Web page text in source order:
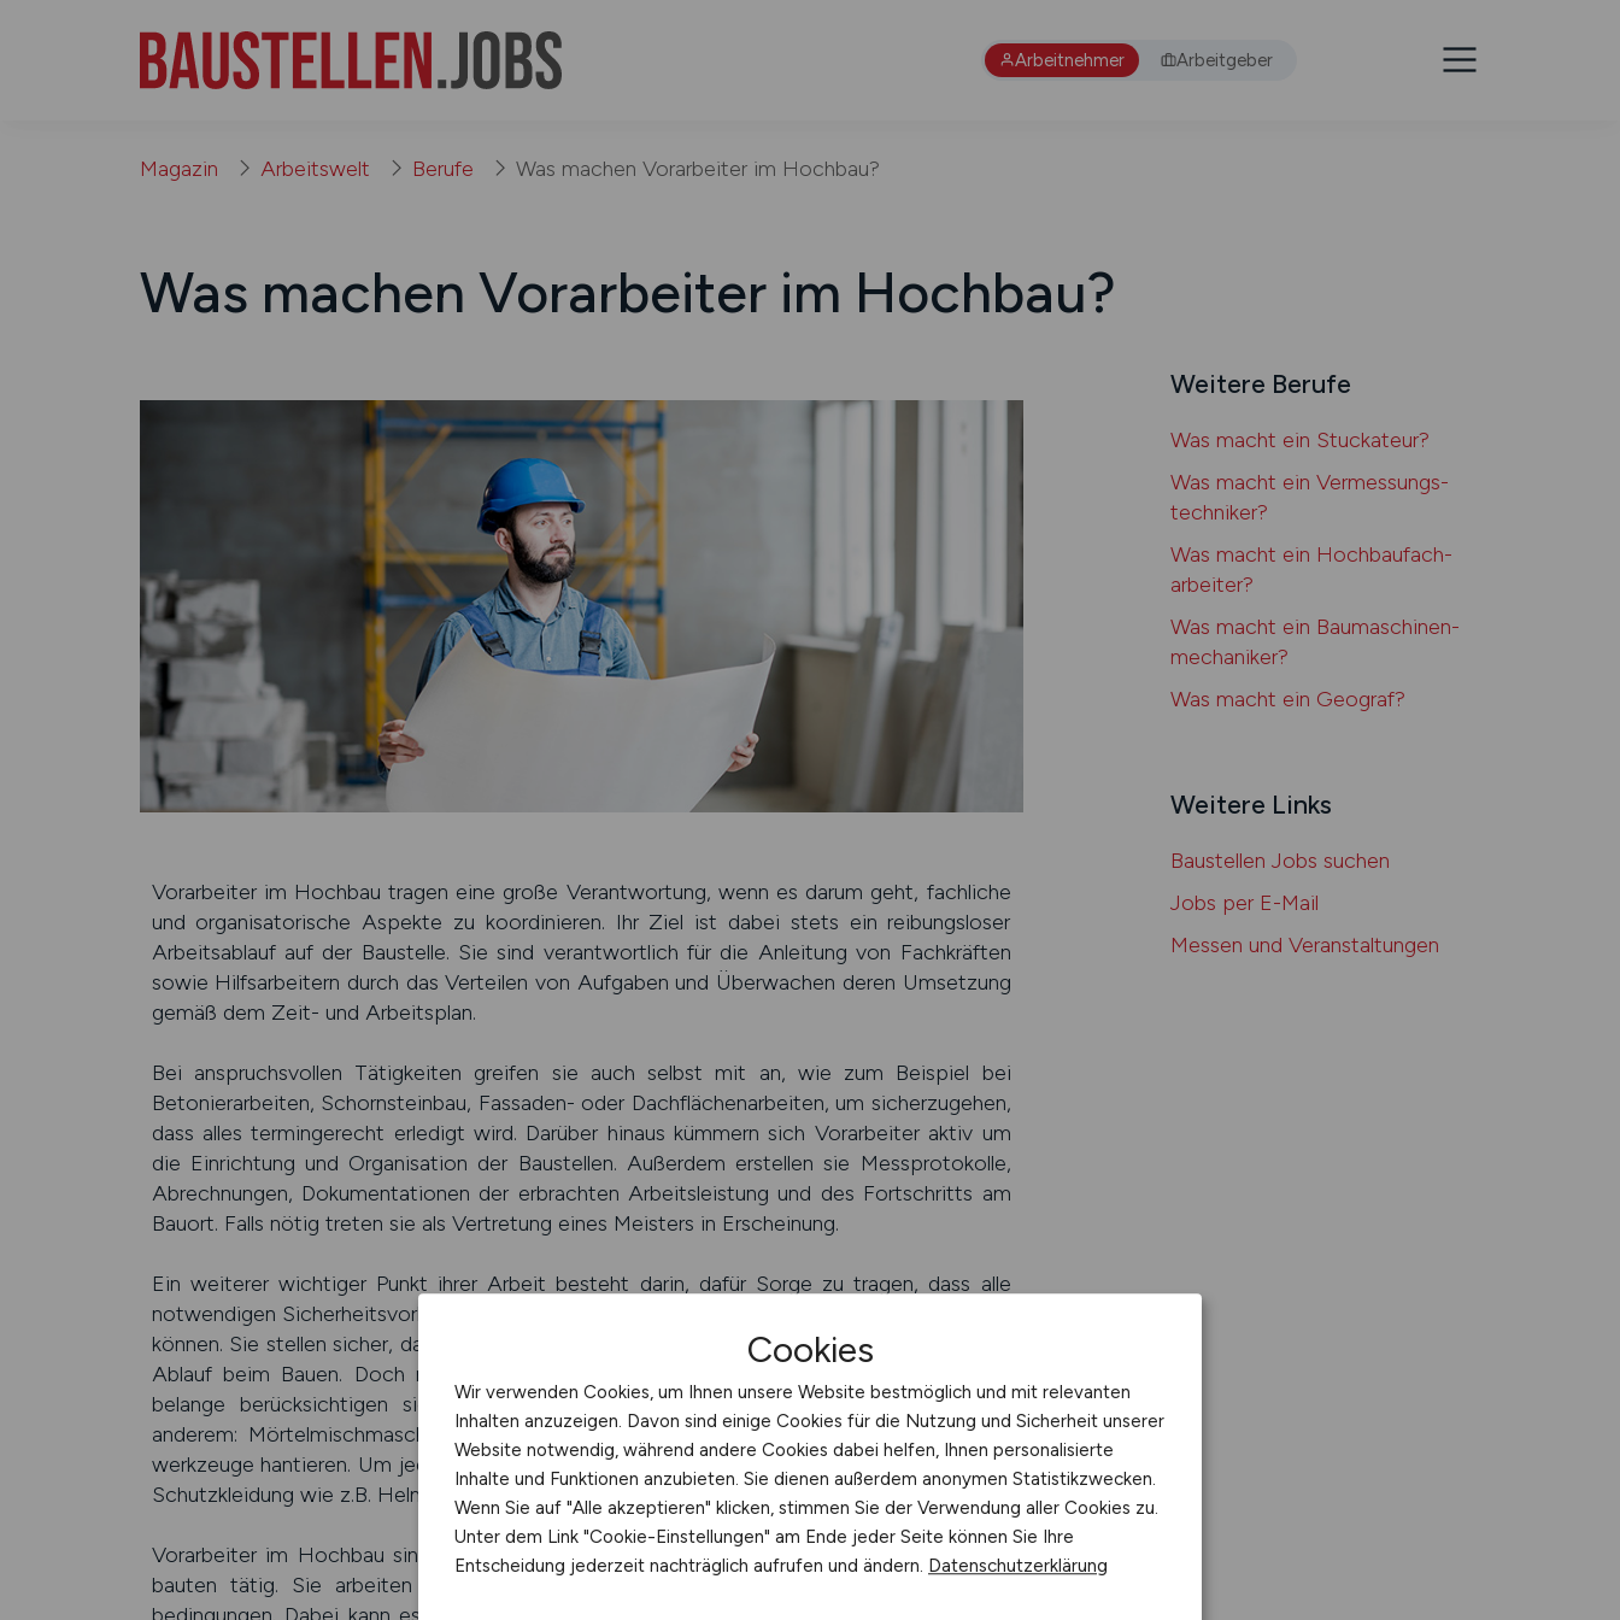
Arbeitnehmer Arbeitgeber
Magazin Arbeitswelt Berufe Was machen Vorarbeiter im Hochbau?
Was machen Vorarbeiter im Hochbau?
Vorarbeiter im Hochbau tragen eine große Verant­wortung, wenn es darum geht, fach­liche
und organisa­torische Aspekte zu koordi­nieren. Ihr Ziel ist dabei stets ein reibungs­loser
Arbeits­ablauf auf der Bau­stelle. Sie sind verant­wortlich für die Anleitung von Fach­kräften
sowie Hilfs­arbeitern durch das Verteilen von Auf­gaben und Über­wachen deren Umsetzung
gemäß dem Zeit- und Arbeits­plan.
Bei anspruchsvollen Tätig­keiten greifen sie auch selbst mit an, wie zum Beispiel bei
Betonier­arbeiten, Schorn­stein­bau, Fassaden- oder Dach­flächen­arbeiten, um sicher­zugehen,
dass alles termin­gerecht erledigt wird. Darüber hinaus kümmern sich Vor­arbeiter aktiv um
die Einrich­tung und Organisa­tion der Bau­stellen. Außer­dem erstellen sie Messproto­kolle,
Abrech­nungen, Dokumenta­tionen der erbrach­ten Arbeits­leistung und des Fort­schritts am
Bauort. Falls nötig treten sie als Vertre­tung eines Meisters in Erscheinung.
Ein weiterer wichtiger Punkt ihrer Arbeit besteht darin, dafür Sorge zu tragen, dass alle
notwen­digen Sicher­heits­vorkeh­rungen getroffen werden, sodass Unfälle vermieden werden
können. Sie stellen sicher, dass alle Materia­lien bereit­gestellt werden für einen effizien­teren
Ablauf beim Bauen. Doch nicht nur ihre eigene Sicher­heit, sondern auch die Umwelt­
belange berück­sichtigen sie sehr genau. Zu ihren täglichen Arbeiten gehören unter
anderem: Mörtel­misch­maschinen bedienen, Beton­bohr­geräte verwenden und mit Hand­
werk­zeuge hantieren. Um jeder­zeit geschützt arbeiten zu können, verwenden sie spezielle
Schutz­kleidung wie z.B. Helme, Hand­schuhe, Gehör­schutz und Sicher­heits­schuhe.
Vorarbeiter im Hochbau sind vor allem auf ständig wechselnden Bau­stellen oder in Roh­
bauten tätig. Sie arbeiten oft in beträcht­lichen Höhen unter verschie­denen Wetter­
bedingungen. Dabei kann es auch vorkommen, dass haut­reizende Materialien und Isolier­
Weitere Berufe
Was macht ein Stuckateur?
Was macht ein Vermessungs­
techniker?
Was macht ein Hoch­bau­­fach­
arbeiter?
Was macht ein Bau­maschinen­­
mechaniker?
Was macht ein Geograf?
Weitere Links
Baustellen Jobs suchen
Jobs per E-Mail
Messen und Veranstaltungen
Cookies
Wir verwenden Cookies, um Ihnen unsere Website bestmöglich und mit relevanten
Inhalten anzuzeigen. Davon sind einige Cookies für die Nutzung und Sicherheit unserer
Website notwendig, während andere Cookies dabei helfen, Ihnen personalisierte
Inhalte und Funktionen anzubieten. Sie dienen außerdem anonymen Statistikzwecken.
Wenn Sie auf "Alle akzeptieren" klicken, stimmen Sie der Verwendung aller Cookies zu.
Unter dem Link "Cookie-Einstellungen" am Ende jeder Seite können Sie Ihre
Entscheidung jederzeit nachträglich aufrufen und ändern. Datenschutzerklärung